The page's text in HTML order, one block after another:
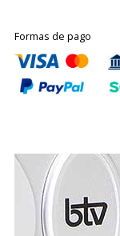
Formas de pago